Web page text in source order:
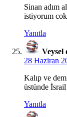
Sinan adım
istiyorum
Yanıtla
Veysel
28 Haziran
Kalıp ve
üstünde
Yanıtla